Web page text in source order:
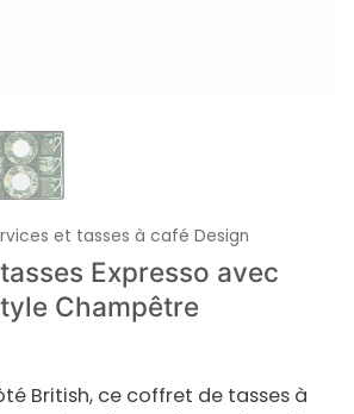
et tasses à café Design
Expresso avec
Champêtre
British, ce coffret de tasses à